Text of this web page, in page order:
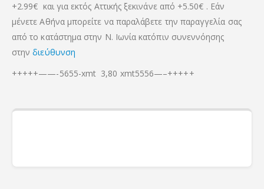
+2.99€ και για εκτός Αττικής ξεκινάνε από +5.50€ . Εάν
μένετε Αθήνα μπορείτε να παραλάβετε την παραγγελία σας
από το κατάστημα στην Ν. Ιωνία κατόπιν συνεννόησης
στηνδιεύθυνση
+++++——-5655-xmt 3,80 xmt5556—–+++++